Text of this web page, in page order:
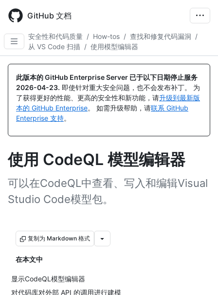
main
content
GitHub 文档
安全性和代码质量 / How-tos / 查找和修复代码漏洞 /
从 VS Code 扫描 / 使用模型编辑器
此版本的 GitHub Enterprise Server 已于以下日期停止服务
2026-04-23. 即使针对重大安全问题，也不会发布补丁。 为
了获得更好的性能、更高的安全性和新功能，请升级到最新版
本的 GitHub Enterprise。 如需升级帮助，请联系 GitHub
Enterprise 支持。
使用 CodeQL 模型编辑器
可以在CodeQL中查看、写入和编辑Visual
Studio Code模型包。
复制为 Markdown 格式
在本文中
显示CodeQL模型编辑器
对代码库对外部 API 的调用进行建模